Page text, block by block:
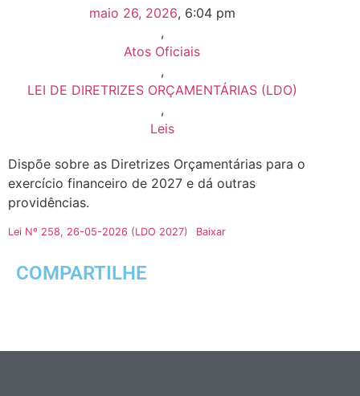
maio 26, 2026, 6:04 pm
,
Atos Oficiais
,
LEI DE DIRETRIZES ORÇAMENTÁRIAS (LDO)
,
Leis
Dispõe sobre as Diretrizes Orçamentárias para o
exercício financeiro de 2027 e dá outras
providências.
Lei Nº 258, 26-05-2026 (LDO 2027) Baixar
COMPARTILHE